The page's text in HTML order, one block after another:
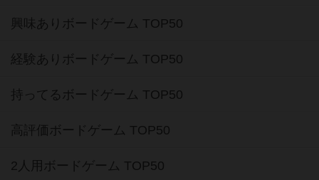
興味ありボードゲーム TOP50
経験ありボードゲーム TOP50
持ってるボードゲーム TOP50
高評価ボードゲーム TOP50
2人用ボードゲーム TOP50